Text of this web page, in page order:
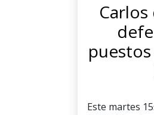
Este martes